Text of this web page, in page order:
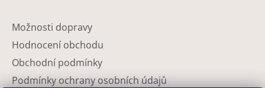
Možnosti dopravy
Hodnocení obchodu
Obchodní podmínky
Podmínky ochrany osobních údajů